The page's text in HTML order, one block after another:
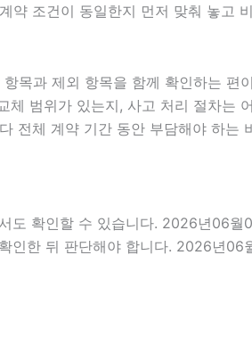
조건이 동일한지 먼저 맞춰 놓고
목과 제외 항목을 함께 확인하는
범위가 있는지, 사고 처리 절차
전체 계약 기간 동안 부담해야 하
도 확인할 수 있습니다. 2026년06월
인한 뒤 판단해야 합니다. 2026년06